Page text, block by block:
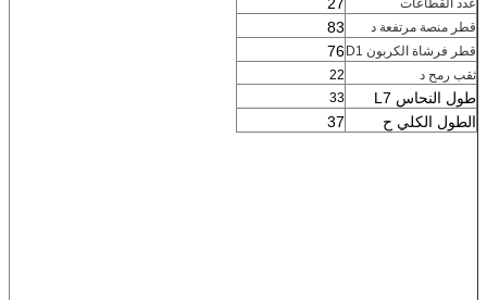
عدد القطاعات
قطر منصة مرتفعة د 83
قطر فرشاة الكربون D1
76
ثقب رمح د 22
طول النحاس L7 33
الطول الكلي ح 37